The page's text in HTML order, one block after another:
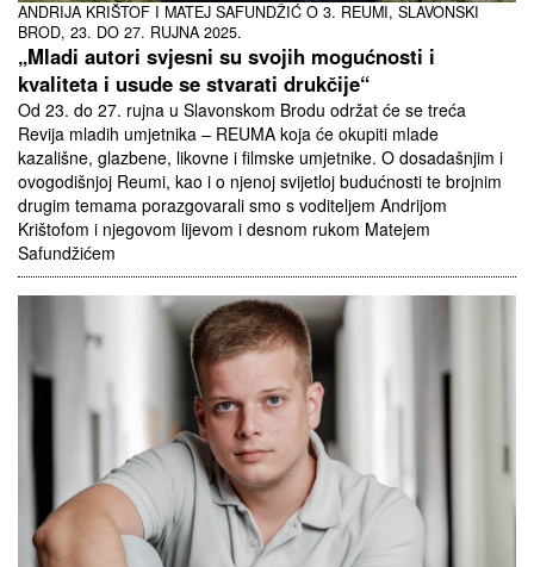
ANDRIJA KRIŠTOF I MATEJ SAFUNDŽIĆ O 3. REUMI, SLAVONSKI
BROD, 23. DO 27. RUJNA 2025.
„Mladi autori svjesni su svojih mogućnosti i
kvaliteta i usude se stvarati drukčije“
Od 23. do 27. rujna u Slavonskom Brodu održat će se treća
Revija mladih umjetnika – REUMA koja će okupiti mlade
kazališne, glazbene, likovne i filmske umjetnike. O dosadašnjim i
ovogodišnjoj Reumi, kao i o njenoj svijetloj budućnosti te brojnim
drugim temama porazgovarali smo s voditeljem Andrijom
Krištofom i njegovom lijevom i desnom rukom Matejem
Safundžićem